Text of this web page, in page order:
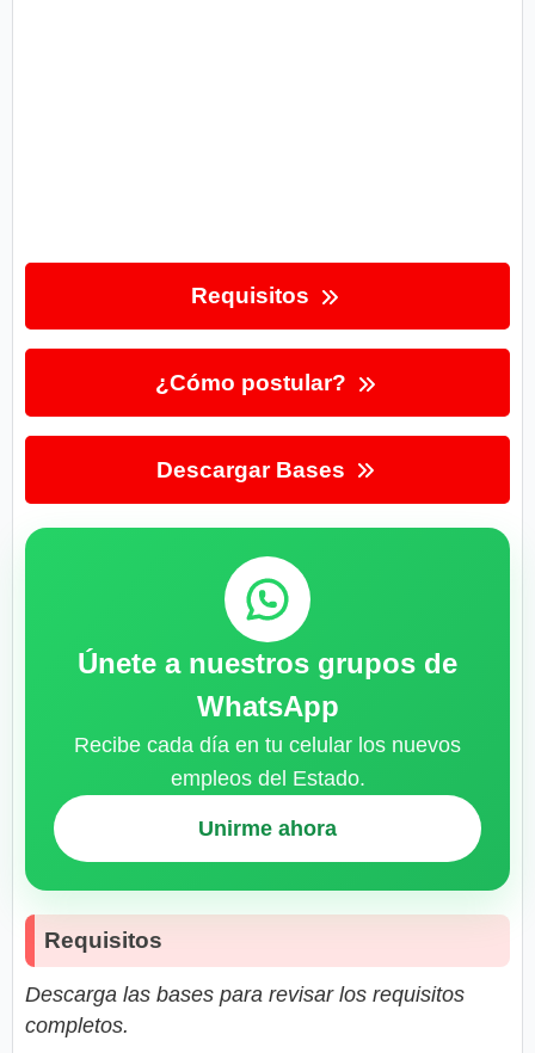
Requisitos
¿Cómo postular?
Descargar Bases
Únete a nuestros grupos de
WhatsApp
Recibe cada día en tu celular los nuevos
empleos del Estado.
Unirme ahora
Requisitos
Descarga las bases para revisar los requisitos
completos.